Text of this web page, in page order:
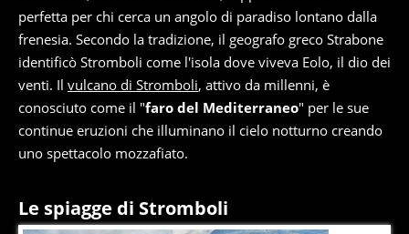
perfetta per chi cerca un angolo di paradiso lontano dalla
frenesia. Secondo la tradizione, il geografo greco Strabone
identificò Stromboli come l'isola dove viveva Eolo, il dio dei
venti. Il vulcano di Stromboli, attivo da millenni, è
conosciuto come il "faro del Mediterraneo" per le sue
continue eruzioni che illuminano il cielo notturno creando
uno spettacolo mozzafiato.
Le spiagge di Stromboli